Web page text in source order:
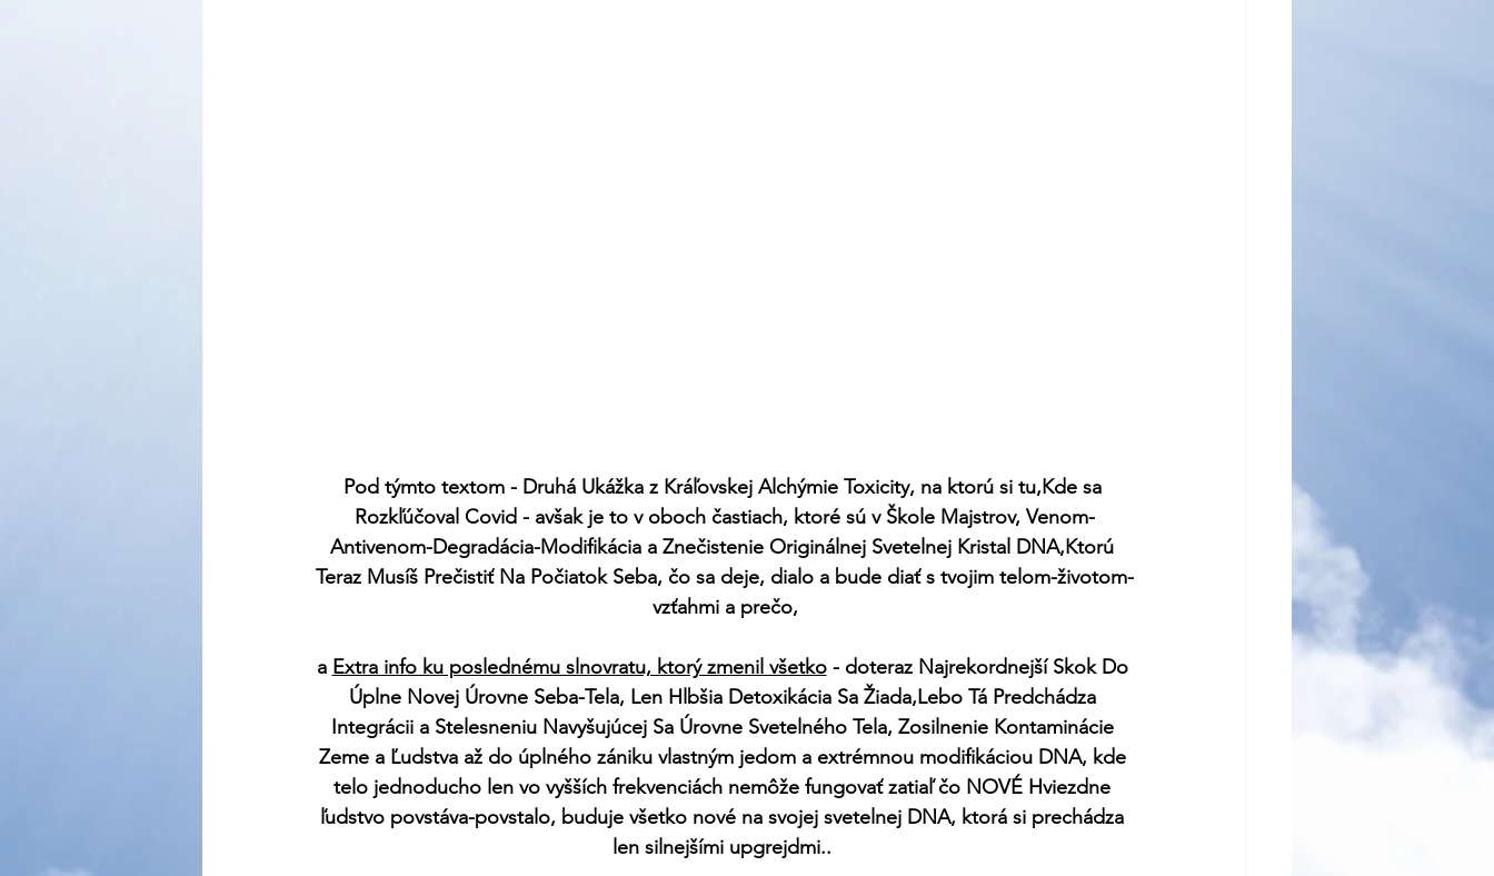
Pod týmto textom - Druhá Ukážka z Kráľovskej Alchýmie Toxicity, na ktorú si tu,Kde sa
Rozkľúčoval Covid - avšak je to v oboch častiach, ktoré sú v Škole Majstrov, Venom-
Antivenom-Degradácia-Modifikácia a Znečistenie Originálnej Svetelnej Kristal DNA,Ktorú
Teraz Musíš Prečistiť Na Počiatok Seba, čo sa deje, dialo a bude diať s tvojim telom-životom-
vzťahmi a prečo,
a Extra info ku poslednému slnovratu, ktorý zmenil všetko - doteraz Najrekordnejší Skok Do
Úplne Novej Úrovne Seba-Tela, Len Hlbšia Detoxikácia Sa Žiada,Lebo Tá Predchádza
Integrácii a Stelesneniu Navyšujúcej Sa Úrovne Svetelného Tela, Zosilnenie Kontaminácie
Zeme a Ľudstva až do úplného zániku vlastným jedom a extrémnou modifikáciou DNA, kde
telo jednoducho len vo vyšších frekvenciách nemôže fungovať zatiaľ čo NOVÉ Hviezdne
ľudstvo povstáva-povstalo, buduje všetko nové na svojej svetelnej DNA, ktorá si prechádza
len silnejšími upgrejdmi..